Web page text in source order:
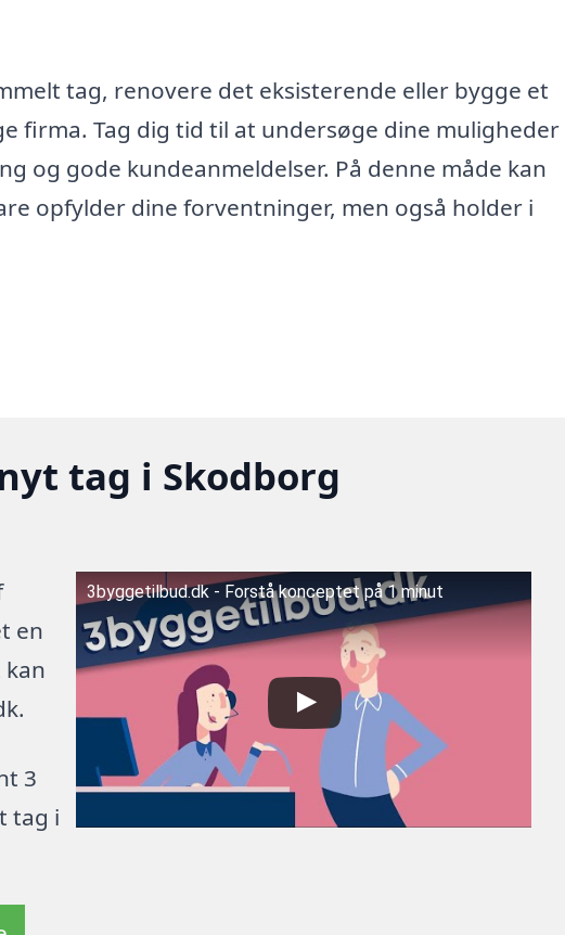
tag, renovere det eksisterende eller bygge et
firma. Tag dig tid til at undersøge dine muligheder
og gode kundeanmeldelser. På denne måde kan
opfylder dine forventninger, men også holder i
tag i Skodborg
en
3
tag i
3byggetilbud.dk - Forstå konceptet på 1 minut